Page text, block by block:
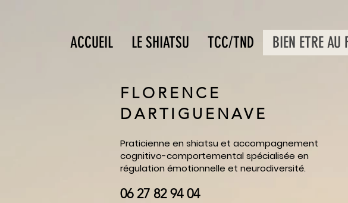
ACCUEIL LE SHIATSU TCC/TND BIEN ETRE AU
FLORENCE
DARTIGUENAVE
Praticienne en shiatsu et accompagnement
cognitivo-comportemental spécialisée en
régulation émotionnelle et neurodiversité.
06 27 82 94 04